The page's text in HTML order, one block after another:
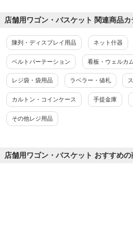
店舗用ワゴン・バスケット 関連商品
陳列・ディスプレイ用品 ネット什器
ベルトパーテーション 看板・ウェルカ
レジ袋・袋用品 ラベラー・値札
カルトン・コインケース 手提金庫
その他レジ用品
店舗用ワゴン・バスケット おすすめの